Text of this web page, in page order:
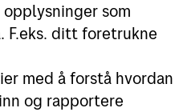
som
F.eks. ditt foretrukne
med å forstå hvordan
og rapportere